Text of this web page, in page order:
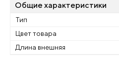
Общие характеристики
Тип
Цвет товара
Длина внешняя